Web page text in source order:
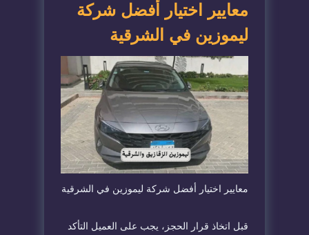
​معايير اختيار أفضل شركة
ليموزين في الشرقية
​معايير اختيار أفضل شركة ليموزين في الشرقية
​قبل اتخاذ قرار الحجز، يجب على العميل التأكد